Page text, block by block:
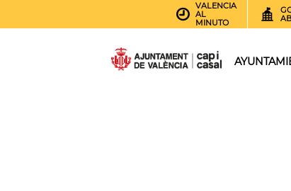
VALENCIA
AL
MINUTO